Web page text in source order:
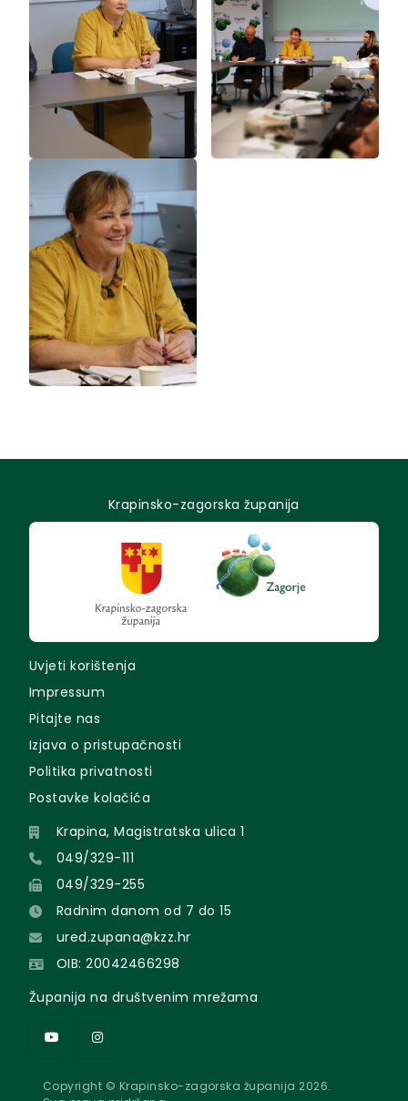
Krapinsko-zagorska županija
Uvjeti korištenja
Impressum
Pitajte nas
Izjava o pristupačnosti
Politika privatnosti
Postavke kolačića
Krapina, Magistratska ulica 1
049/329-111
049/329-255
Radnim danom od 7 do 15
ured.zupana@kzz.hr
OIB: 20042466298
Županija na društvenim mrežama
Copyright © Krapinsko-zagorska županija 2026.